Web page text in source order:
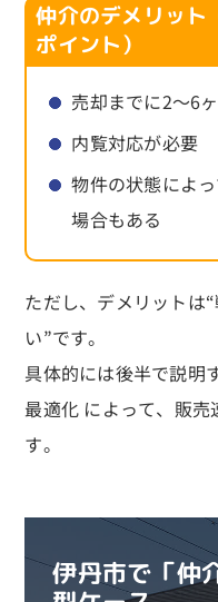
仲介のデメリット
ポイント）
売却までに2〜6
内覧対応が必要
物件の状態によ
場合もある
ただし、デメリットは
い”です。
具体的には後半で説明
最適化 によって、販
す。
伊丹市で「仲